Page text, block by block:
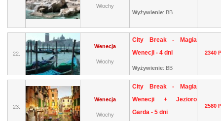
Włochy
Wyżywienie: BB
22.
Wenecja
Włochy
City Break - Magia
Wenecji - 4 dni
Wyżywienie: BB
2340
23.
Wenecja
Włochy
City Break - Magia
Wenecji + Jezioro
Garda - 5 dni
2580